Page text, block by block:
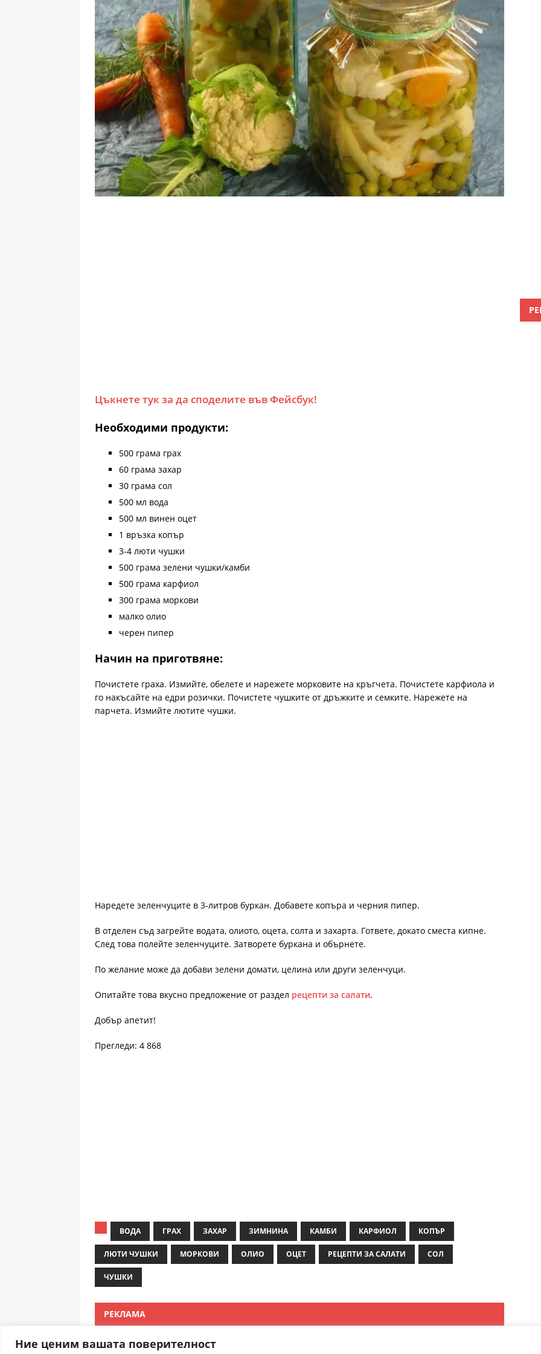
Ние ценим вашата поверителност
Цъкнете тук за да споделите във Фейсбук!
Необходими продукти:
500 грама грах
60 грама захар
30 грама сол
500 мл вода
500 мл винен оцет
1 връзка копър
3-4 люти чушки
500 грама зелени чушки/камби
500 грама карфиол
300 грама моркови
малко олио
черен пипер
Начин на приготвяне:
Почистете граха. Измийте, обелете и нарежете морковите на кръгчета. Почистете карфиола и
го накъсайте на едри розички. Почистете чушките от дръжките и семките. Нарежете на
парчета. Измийте лютите чушки.
Наредете зеленчуците в 3-литров буркан. Добавете копъра и черния пипер.
В отделен съд загрейте водата, олиото, оцета, солта и захарта. Гответе, докато сместа кипне.
След това полейте зеленчуците. Затворете буркана и обърнете.
По желание може да добави зелени домати, целина или други зеленчуци.
Опитайте това вкусно предложение от раздел рецепти за салати.
Добър апетит!
Прегледи: 4 868
ВОДА ГРАХ ЗАХАР ЗИМНИНА КАМБИ КАРФИОЛ КОПЪР
ЛЮТИ ЧУШКИ МОРКОВИ ОЛИО ОЦЕТ РЕЦЕПТИ ЗА САЛАТИ СОЛ
ЧУШКИ
РЕКЛАМА